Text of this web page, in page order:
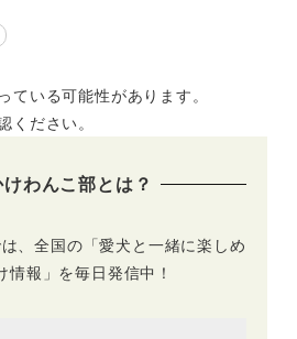
ている可能性があります。
ください。
わんこ部とは？
、全国の「愛犬と一緒に楽しめ
情報」を毎日発信中！